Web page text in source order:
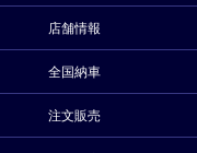
店舗情報
全国納車
注文販売